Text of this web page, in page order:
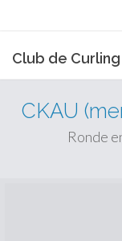
Club de
CKAU
Ronde